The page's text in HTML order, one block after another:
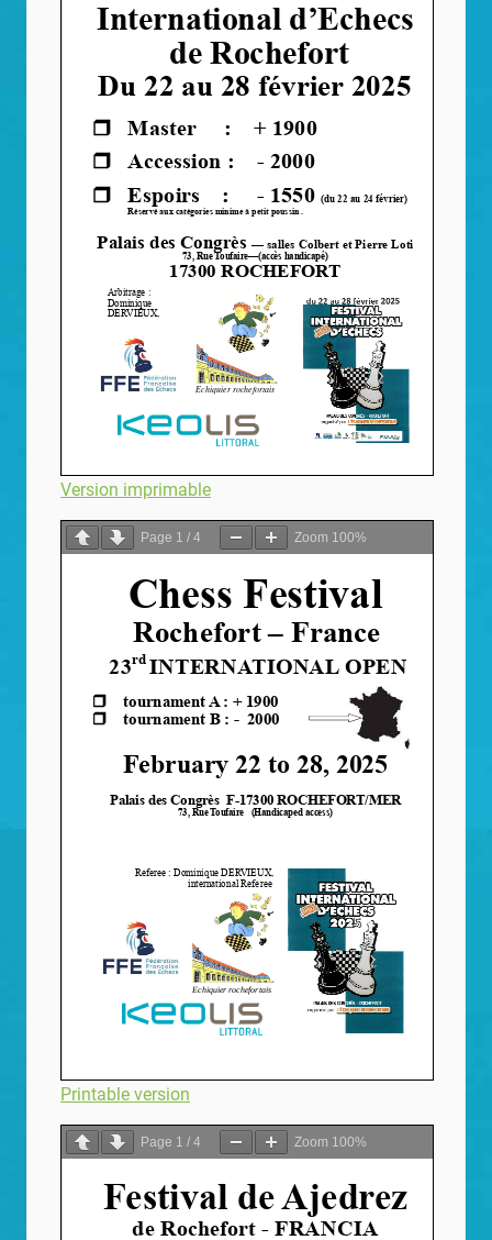
Version imprimable
Page 1 / 4 Zoom 100%
Printable version
Page 1 / 4 Zoom 100%